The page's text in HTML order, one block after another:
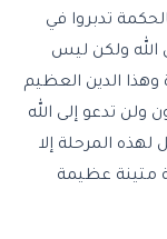
تدبروا في
الله ولكن ليس
وهذا الدين العظيم
ولن تدعو إلى الله
المرحلة إلا
متينة عظيمة